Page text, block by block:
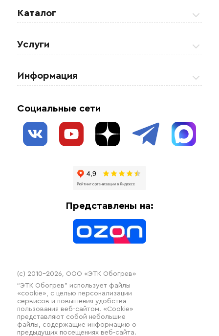
Каталог
Регулирующая аппаратура
Взрывозащищенное оборудование
Системы защиты от протечки
Отопительное оборудование
Услуги
Обогрев резервуаров
Обогрев трубопроводов
Информация
Блог
Социальные сети
Представлены на:
(c) 2010–2026, ООО «ЭТК Обогрев»
“ЭТК Обогрев” использует файлы
«cookie», с целью персонализации
сервисов и повышения удобства
пользования веб-сайтом. «Cookie»
представляют собой небольшие
файлы, содержащие информацию о
предыдущих посещениях веб-сайта.